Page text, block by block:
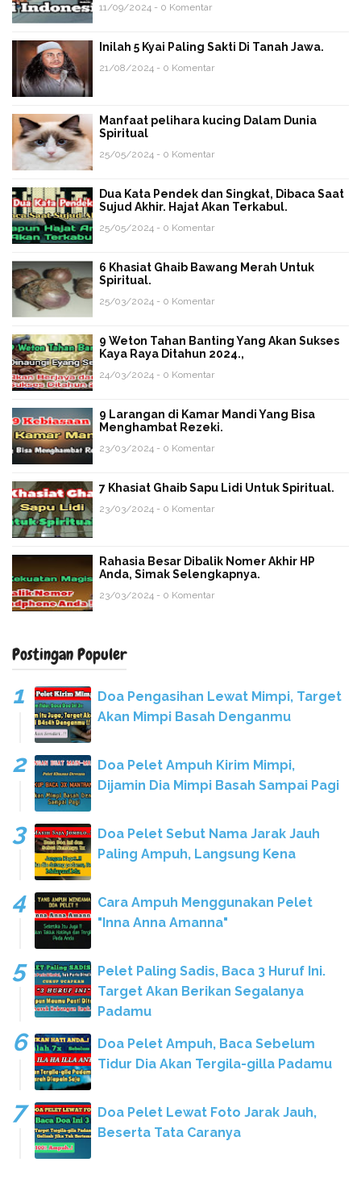
11/09/2024 - 0 Komentar
Inilah 5 Kyai Paling Sakti Di Tanah Jawa.
21/08/2024 - 0 Komentar
Manfaat pelihara kucing Dalam Dunia
Spiritual
25/05/2024 - 0 Komentar
Dua Kata Pendek dan Singkat, Dibaca Saat
Sujud Akhir. Hajat Akan Terkabul.
25/05/2024 - 0 Komentar
6 Khasiat Ghaib Bawang Merah Untuk
Spiritual.
25/03/2024 - 0 Komentar
9 Weton Tahan Banting Yang Akan Sukses
Kaya Raya Ditahun 2024.,
24/03/2024 - 0 Komentar
9 Larangan di Kamar Mandi Yang Bisa
Menghambat Rezeki.
23/03/2024 - 0 Komentar
7 Khasiat Ghaib Sapu Lidi Untuk Spiritual.
23/03/2024 - 0 Komentar
Rahasia Besar Dibalik Nomer Akhir HP
Anda, Simak Selengkapnya.
23/03/2024 - 0 Komentar
Postingan Populer
Doa Pengasihan Lewat Mimpi, Target
Akan Mimpi Basah Denganmu
Doa Pelet Ampuh Kirim Mimpi,
Dijamin Dia Mimpi Basah Sampai Pagi
Doa Pelet Sebut Nama Jarak Jauh
Paling Ampuh, Langsung Kena
Cara Ampuh Menggunakan Pelet
"Inna Anna Amanna"
Pelet Paling Sadis, Baca 3 Huruf Ini.
Target Akan Berikan Segalanya
Padamu
Doa Pelet Ampuh, Baca Sebelum
Tidur Dia Akan Tergila-gilla Padamu
Doa Pelet Lewat Foto Jarak Jauh,
Beserta Tata Caranya